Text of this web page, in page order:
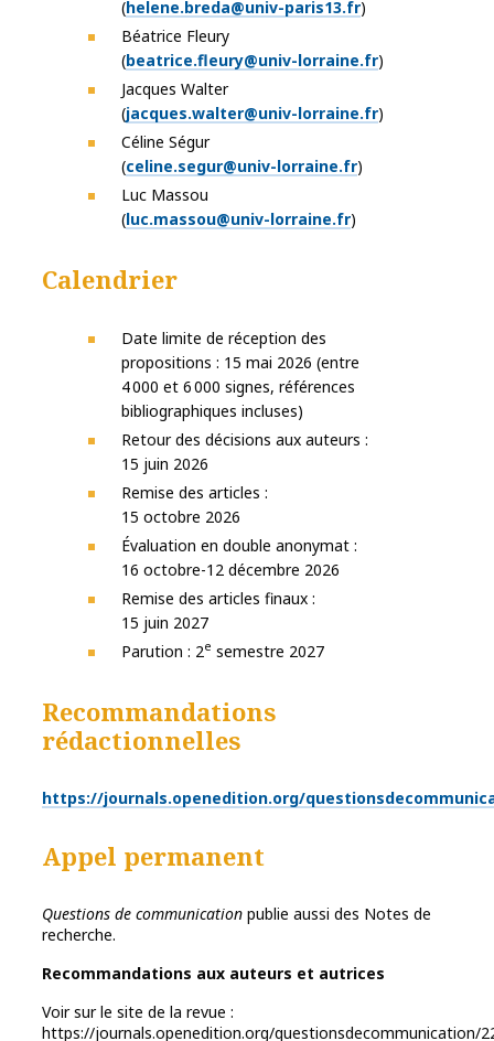
(helene.breda@univ-paris13.fr)
Béatrice Fleury
(beatrice.fleury@univ-lorraine.fr)
Jacques Walter
(jacques.walter@univ-lorraine.fr)
Céline Ségur
(celine.segur@univ-lorraine.fr)
Luc Massou
(luc.massou@univ-lorraine.fr)
Calendrier
Date limite de réception des
propositions : 15 mai 2026 (entre
4 000 et 6 000 signes, références
bibliographiques incluses)
Retour des décisions aux auteurs :
15 juin 2026
Remise des articles :
15 octobre 2026
Évaluation en double anonymat :
16 octobre-12 décembre 2026
Remise des articles finaux :
15 juin 2027
Parution : 2e semestre 2027
Recommandations
rédactionnelles
https://journals.openedition.org/
Appel permanent
Questions de communication publie aussi des Notes de
recherche.
Recommandations aux auteurs et autrices
Voir sur le site de la revue :
https://journals.openedition.org/questionsdecommunication/